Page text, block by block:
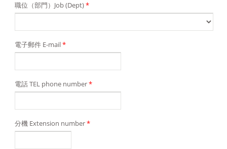
職位（部門）Job (Dept)*
電子郵件 E-mail*
電話 TEL phone number*
分機 Extension number*